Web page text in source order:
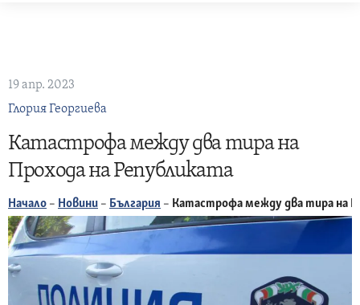
19 апр. 2023
Глория Георгиева
Катастрофа между два тира на
Прохода на Републиката
Начало – Новини – България – Катастрофа между два тира на